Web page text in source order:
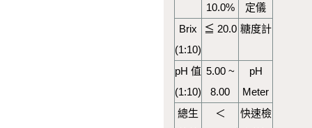
10.0%
定儀
Brix
(1:10)
≦ 20.0 糖度計
pH 值
(1:10)
5.00 ~
8.00
pH
Meter
總生
＜
快速檢